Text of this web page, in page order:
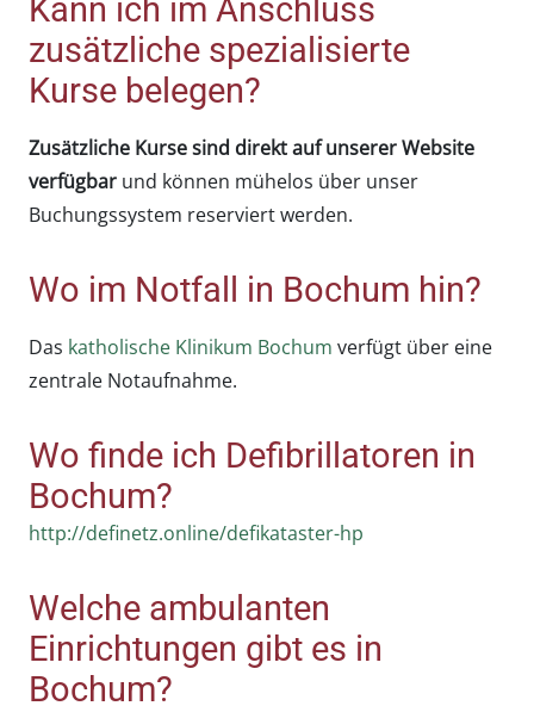
Kann ich im Anschluss
zusätzliche spezialisierte
Kurse belegen?
Zusätzliche Kurse sind direkt auf unserer Website
verfügbar und können mühelos über unser
Buchungssystem reserviert werden.
Wo im Notfall in Bochum hin?
Das katholische Klinikum Bochum verfügt über eine
zentrale Notaufnahme.
Wo finde ich Defibrillatoren in
Bochum?
http://definetz.online/defikataster-hp
Welche ambulanten
Einrichtungen gibt es in
Bochum?